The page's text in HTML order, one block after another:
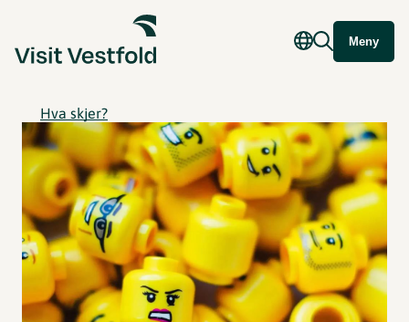
Meny
Hva skjer?